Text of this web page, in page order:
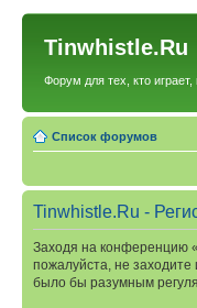
Tinwhistle.Ru
Форум для тех, кто
Список форумов
Tinwhistle.Ru -
Заходя на конференцию
пожалуйста, не
было бы разумным